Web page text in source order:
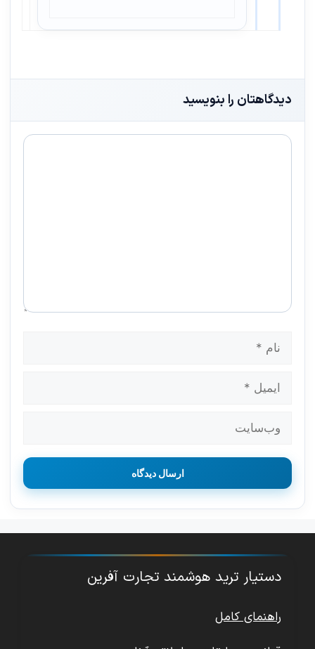
دیدگاهتان را بنویسید
دیدگاه
ایمیل
وب‌سایت
دستیار ترید هوشمند تجارت آفرین
راهنمای کامل